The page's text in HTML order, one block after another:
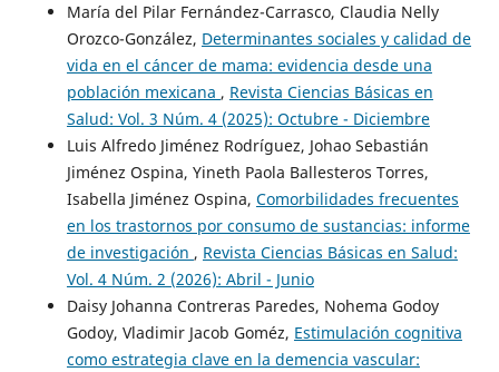
María del Pilar Fernández-Carrasco, Claudia Nelly
Orozco-González, Determinantes sociales y calidad de
vida en el cáncer de mama: evidencia desde una
población mexicana , Revista Ciencias Básicas en
Salud: Vol. 3 Núm. 4 (2025): Octubre - Diciembre
Luis Alfredo Jiménez Rodríguez, Johao Sebastián
Jiménez Ospina, Yineth Paola Ballesteros Torres,
Isabella Jiménez Ospina, Comorbilidades frecuentes
en los trastornos por consumo de sustancias: informe
de investigación , Revista Ciencias Básicas en Salud:
Vol. 4 Núm. 2 (2026): Abril - Junio
Daisy Johanna Contreras Paredes, Nohema Godoy
Godoy, Vladimir Jacob Goméz, Estimulación cognitiva
como estrategia clave en la demencia vascular: